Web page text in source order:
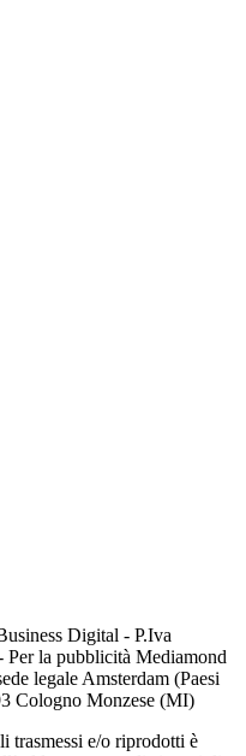
Digital - P.Iva
la pubblicità Mediamond
legale Amsterdam (Paesi
Cologno Monzese (MI)
trasmessi e/o riprodotti è